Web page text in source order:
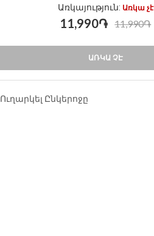
Առկայություն: Առկա չէ
11,990֏ 11,990֏
ԱՌԿԱ ՉԷ
Ուղարկել Ընկերոջը